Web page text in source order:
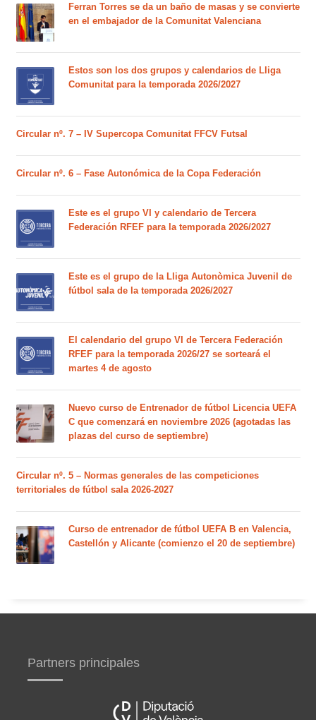
Ferran Torres se da un baño de masas y se convierte
en el embajador de la Comunitat Valenciana
Estos son los dos grupos y calendarios de Lliga
Comunitat para la temporada 2026/2027
Circular nº. 7 – IV Supercopa Comunitat FFCV Futsal
Circular nº. 6 – Fase Autonómica de la Copa Federación
Este es el grupo VI y calendario de Tercera
Federación RFEF para la temporada 2026/2027
Este es el grupo de la Lliga Autonòmica Juvenil de
fútbol sala de la temporada 2026/2027
El calendario del grupo VI de Tercera Federación
RFEF para la temporada 2026/27 se sorteará el
martes 4 de agosto
Nuevo curso de Entrenador de fútbol Licencia UEFA
C que comenzará en noviembre 2026 (agotadas las
plazas del curso de septiembre)
Circular nº. 5 – Normas generales de las competiciones
territoriales de fútbol sala 2026-2027
Curso de entrenador de fútbol UEFA B en Valencia,
Castellón y Alicante (comienzo el 20 de septiembre)
Partners principales